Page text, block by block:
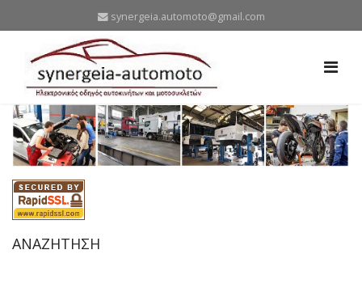
synergeia.automoto@gmail.com
ΑΝΑΖΗΤΗΣΗ